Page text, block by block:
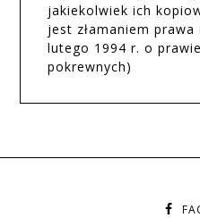
jakiekolwiek ich
jest złamaniem prawa
lutego 1994 r. o
pokrewnych)